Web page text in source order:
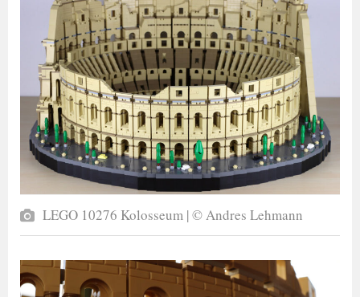
LEGO 10276 Kolosseum | © Andres Lehmann